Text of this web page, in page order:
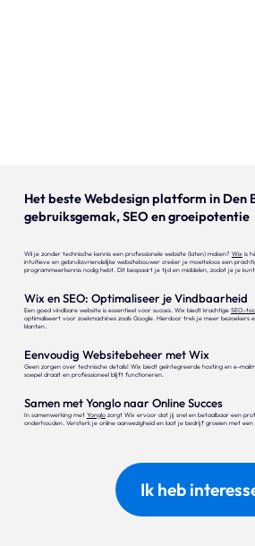
Het beste Webdesign platform in Den
gebruiksgemak, SEO en groeipotentie
Wil je zonder technische kennis een professionele website (laten) maken? Wix is
intuïtieve en gebruiksvriendelijke websitebouwer creëer je moeiteloos een
programmeerkennis nodig hebt. Dit bespaart je tijd en middelen, zodat je je
Wix en SEO: Optimaliseer je Vindbaarheid
Een goed vindbare website is essentieel voor succes. Wix biedt krachtige SEO-
optimaliseert voor zoekmachines zoals Google. Hierdoor trek je meer
klanten.
Eenvoudig Websitebeheer met Wix
Geen zorgen over technische details! Wix biedt geïntegreerde hosting en e-
soepel draait en professioneel blijft functioneren.
Samen met Yonglo naar Online Succes
In samenwerking met Yonglozorgt Wix ervoor dat jij snel en betaalbaar een
onderhouden. Versterk je online aanwezigheid en laat je bedrijf groeien met
Ik heb
Websites
Projecten